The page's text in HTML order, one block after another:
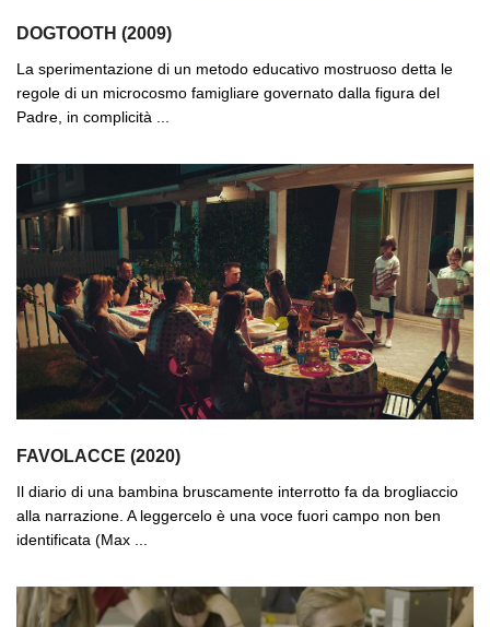
DOGTOOTH (2009)
La sperimentazione di un metodo educativo mostruoso detta le
regole di un microcosmo famigliare governato dalla figura del
Padre, in complicità ...
FAVOLACCE (2020)
Il diario di una bambina bruscamente interrotto fa da brogliaccio
alla narrazione. A leggercelo è una voce fuori campo non ben
identificata (Max ...